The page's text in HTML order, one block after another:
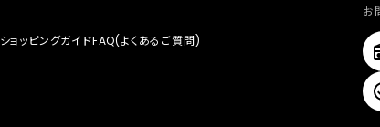
ショッピングガイドFAQ(よくあるご質問)
お